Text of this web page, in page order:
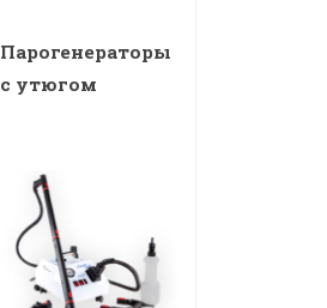
Парогенераторы
с утюгом